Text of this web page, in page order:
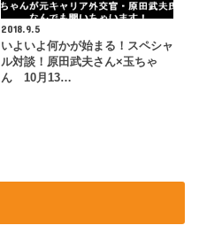
2018.9.5
いよいよ何かが始まる！スペシャ
ル対談！原田武夫さん×玉ちゃ
ん 10月13…